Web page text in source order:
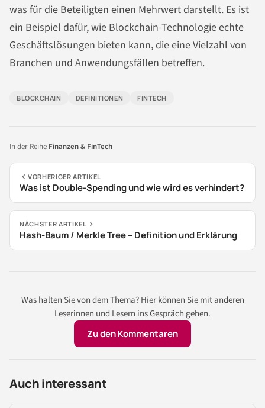
was für die Beteiligten einen Mehrwert darstellt. Es ist
ein Beispiel dafür, wie Blockchain-Technologie echte
Geschäftslösungen bieten kann, die eine Vielzahl von
Branchen und Anwendungsfällen betreffen.
BLOCKCHAIN DEFINITIONEN FINTECH
In der Reihe Finanzen & FinTech
VORHERIGER ARTIKEL
Was ist Double-Spending und wie wird es verhindert?
NÄCHSTER ARTIKEL
Hash-Baum / Merkle Tree – Definition und Erklärung
Was halten Sie von dem Thema? Hier können Sie mit anderen
Leserinnen und Lesern ins Gespräch gehen.
Zu den Kommentaren
Auch interessant